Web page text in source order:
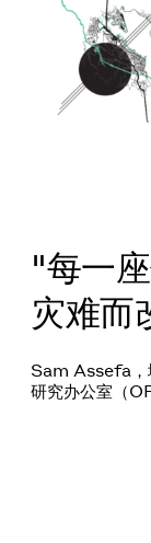
"每一
灾难而
Sam Assefa，
研究办公室（